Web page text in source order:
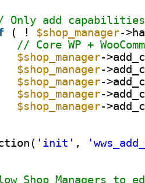
Only add
( ! $shop_manager-
// Core WP +
$shop_manager-
$shop_manager-
$shop_manager-
$shop_manager-
$shop_manager-
'init' ,
Shop Managers to